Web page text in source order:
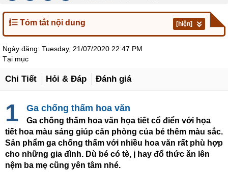
Tóm tắt nội dung [hiện]
Ngày đăng: Tuesday, 21/07/2020 22:47 PM
Tại mục
Chi Tiết Hỏi & Đáp Đánh giá
Ga chống thấm hoa văn
Ga chống thấm hoa văn họa tiết cổ điển với họa
tiết hoa màu sáng giúp căn phòng của bé thêm màu sắc.
Sản phẩm ga chống thấm với nhiều hoa văn rất phù hợp
cho những gia đình. Dù bé có tè, ị hay đổ thức ăn lên
nệm ba mẹ cũng yên tâm nhé.